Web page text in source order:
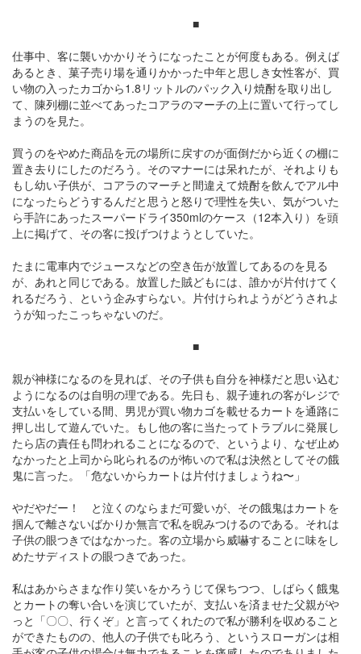
■
仕事中、客に襲いかかりそうになったことが何度もある。例えば
あるとき、菓子売り場を通りかかった中年と思しき女性客が、買
い物の入ったカゴから1.8リットルのパック入り焼酎を取り出し
て、陳列棚に並べてあったコアラのマーチの上に置いて行ってし
まうのを見た。
買うのをやめた商品を元の場所に戻すのが面倒だから近くの棚に
置き去りにしたのだろう。そのマナーには呆れたが、それよりも
もし幼い子供が、コアラのマーチと間違えて焼酎を飲んでアル中
になったらどうするんだと思うと怒りで理性を失い、気がついた
ら手許にあったスーパードライ350mlのケース（12本入り）を頭
上に掲げて、その客に投げつけようとしていた。
たまに電車内でジュースなどの空き缶が放置してあるのを見る
が、あれと同じである。放置した賊どもには、誰かが片付けてく
れるだろう、という企みすらない。片付けられようがどうされよ
うが知ったこっちゃないのだ。
■
親が神様になるのを見れば、その子供も自分を神様だと思い込む
ようになるのは自明の理である。先日も、親子連れの客がレジで
支払いをしている間、男児が買い物カゴを載せるカートを通路に
押し出して遊んでいた。もし他の客に当たってトラブルに発展し
たら店の責任も問われることになるので、というより、なぜ止め
なかったと上司から叱られるのが怖いので私は決然としてその餓
鬼に言った。「危ないからカートは片付けましょうね〜」
やだやだー！ と泣くのならまだ可愛いが、その餓鬼はカートを
掴んで離さないばかりか無言で私を睨みつけるのである。それは
子供の眼つきではなかった。客の立場から威嚇することに味をし
めたサディストの眼つきであった。
私はあからさまな作り笑いをかろうじて保ちつつ、しばらく餓鬼
とカートの奪い合いを演じていたが、支払いを済ませた父親がや
っと「〇〇、行くぞ」と言ってくれたので私が勝利を収めること
ができたものの、他人の子供でも叱ろう、というスローガンは相